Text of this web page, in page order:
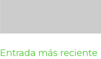
Entrada más reciente